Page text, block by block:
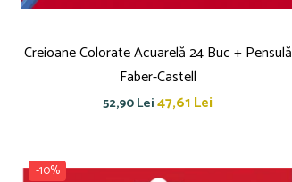
Creioane Colorate Acuarelă 24 Buc + Pensulă
Faber-Castell
52,90 Lei47,61 Lei
-10%